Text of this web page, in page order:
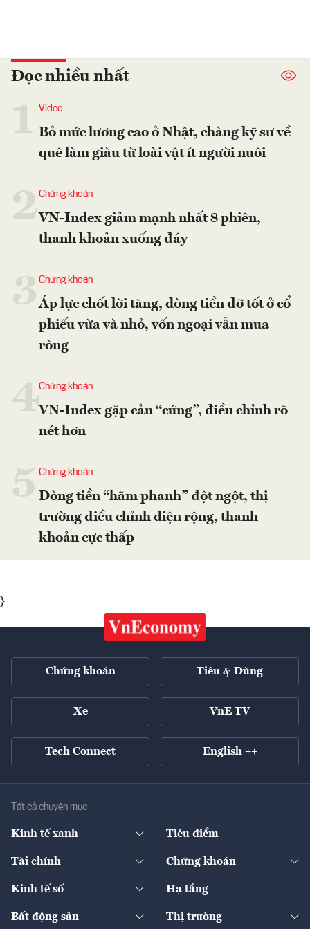
Đọc nhiều nhất
Video
Bỏ mức lương cao ở Nhật, chàng kỹ sư về
quê làm giàu từ loài vật ít người nuôi
2Chứng khoán
VN-Index giảm mạnh nhất 8 phiên,
thanh khoản xuống đáy
Chứng khoán
Áp lực chốt lời tăng, dòng tiền đỡ tốt ở cổ
phiếu vừa và nhỏ, vốn ngoại vẫn mua
ròng
4Chứng khoán
VN-Index gặp cản “cứng”, điều chỉnh rõ
nét hơn
Chứng khoán
Dòng tiền “hãm phanh” đột ngột, thị
trường điều chỉnh diện rộng, thanh
khoản cực thấp
}
Chứng khoán Tiêu & Dùng
Xe VnE TV
Tech Connect English ++
Tất cả chuyên mục
Kinh tế xanh
Diễn đàn
Tiêu điểm
Tài chính
Ngân hàng
Chứng khoán
Doanh nghiệp niêm yết
Kinh tế số
Sản phẩm - Thị trường
Hạ tầng
Bất động sản Thị trường